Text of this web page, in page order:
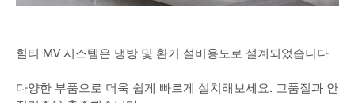
힐티 MV 시스템은 냉방 및 환기 설비용도로 설계되었습니다.
다양한 부품으로 더욱 쉽게 빠르게 설치해보세요. 고품질과 안